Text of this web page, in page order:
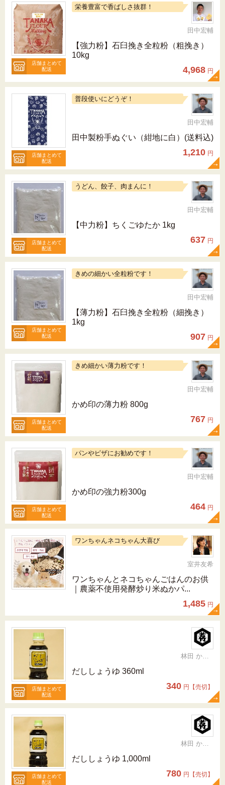
店舗まとめて
配送
栄養豊富で香ばしさ抜群！
田中宏輔
【強力粉】石臼挽き全粒粉（粗挽き）
10kg
4,968 円
店舗まとめて
配送
普段使いにどうぞ！
田中宏輔
田中製粉手ぬぐい（紺地に白）(送料込)
1,210 円
店舗まとめて
配送
うどん、餃子、肉まんに！
田中宏輔
【中力粉】ちくごゆたか 1kg
637 円
店舗まとめて
配送
きめの細かい全粒粉です！
田中宏輔
【薄力粉】石臼挽き全粒粉（細挽き）
1kg
907 円
店舗まとめて
配送
きめ細かい薄力粉です！
田中宏輔
かめ印の薄力粉 800g
767 円
店舗まとめて
配送
パンやピザにお勧めです！
田中宏輔
かめ印の強力粉300g
464 円
ワンちゃんネコちゃん大喜び
室井友希
ワンちゃんとネコちゃんごはんのお供
｜農薬不使用発酵炒り米ぬかパ...
1,485 円
店舗まとめて
配送
林田 かおり
だししょうゆ 360ml
340 円【売切】
店舗まとめて
配送
林田 かおり
だししょうゆ 1,000ml
780 円【売切】